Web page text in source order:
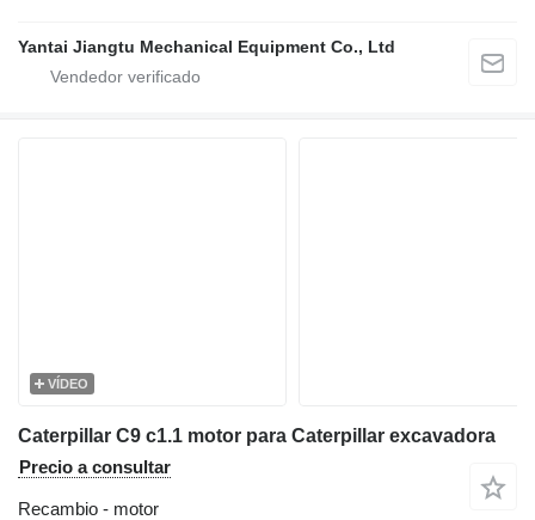
Yantai Jiangtu Mechanical Equipment Co., Ltd
VÍDEO
Caterpillar C9 c1.1 motor para Caterpillar excavadora
Precio a consultar
Recambio - motor